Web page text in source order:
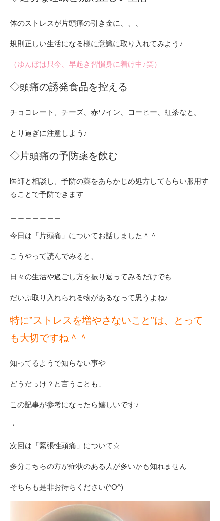
体のストレスが片頭痛の引き金に、、、
規則正しい生活になる様に意識に取り入れてみよう♪
（ゆんぼは只今、早起き習慣身に着け中♪笑）
◇頭痛の誘発食品を控える
チョコレート、チーズ、赤ワイン、コーヒー、紅茶など。
とり過ぎに注意しよう♪
◇片頭痛の予防薬を飲む
医師と相談し、予防の薬をあらかじめ処方してもらい服用す
ることで予防できます
今日は「片頭痛」についてお話しました＾＾
こうやって読んでみると、
日々の生活や過ごし方を振り返ってみるだけでも
だいぶ取り入れられる物があるなって思うよね♪
特に”ストレスを増やさないこと”は、とって
も大切ですね＾＾
知ってるようで知らない事や
どうだっけ？と言うことも、
この記事が参考になったら嬉しいです♪
・
次回は「緊張性頭痛」について☆
多分こちらの方が症状のある人が多いかも知れません
そちらも是非お待ちください(^O^)